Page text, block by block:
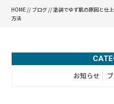
HOME // ブログ // 塗装でゆず肌の原因と仕
方法
お知らせ